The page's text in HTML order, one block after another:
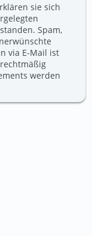
sie sich
Spam,
via E-Mail ist
werden